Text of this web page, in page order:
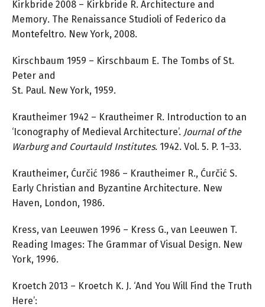
Kirkbride 2008 – Kirkbride R. Architecture and
Memory. The Renaissance Studioli of Federico da
Montefeltro. New York, 2008.
Kirschbaum 1959 – Kirschbaum E. The Tombs of St.
Peter and
St. Paul. New York, 1959.
Krautheimer 1942 – Krautheimer R. Introduction to an
‘Iconography of Medieval Architecture’. Journal of the
Warburg and Courtauld Institutes. 1942. Vol. 5. P. 1–33.
Krautheimer, Ćurčić 1986 – Krautheimer R., Ćurčić S.
Early Christian and Byzantine Architecture. New
Haven, London, 1986.
Kress, van Leeuwen 1996 – Kress G., van Leeuwen T.
Reading Images: The Grammar of Visual Design. New
York, 1996.
Kroetch 2013 – Kroetch K. J. ‘And You Will Find the Truth
Here’: